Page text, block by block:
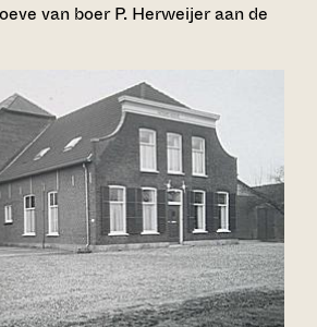
van boer P. Herweijer aan de